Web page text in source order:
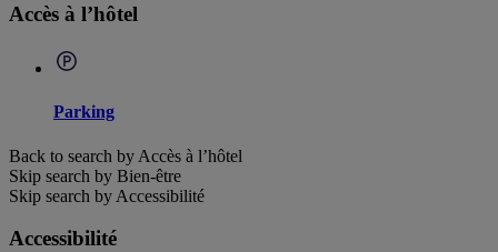
Accès à l’hôtel
Parking
Back to search by Accès à l’hôtel
Skip search by Bien-être
Skip search by Accessibilité
Accessibilité